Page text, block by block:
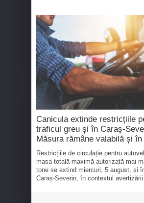
Canicula extinde restricțiile
traficul greu și în Caraș-
Măsura rămâne valabilă și în
Restricțiile de circulație pentru
masa totală maximă autorizată mai
tone se extind miercuri, 5 august, și
Caraș-Severin, în contextul